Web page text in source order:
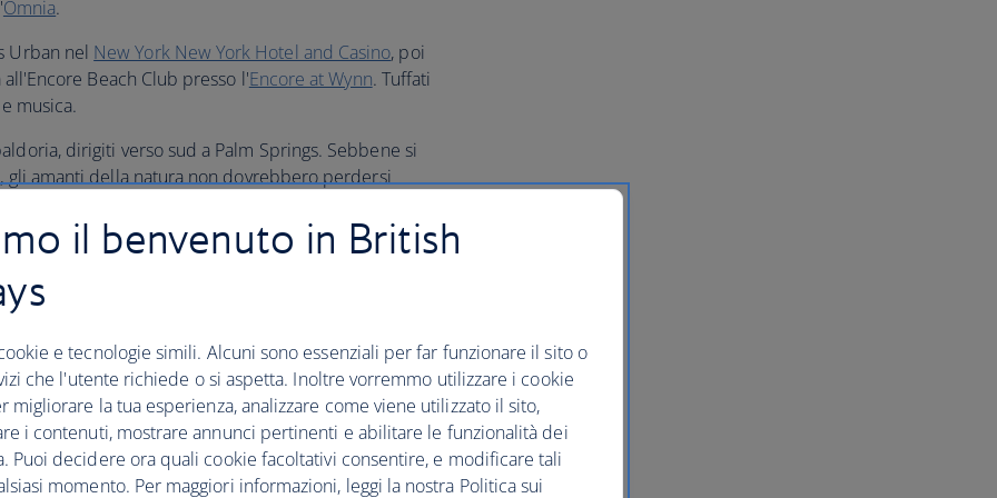
Omnia.
Urban nel New York New York Hotel and Casino, poi
Beach Club presso l'Encore at Wynn. Tuffati
musica.
dirigiti verso sud a Palm Springs. Sebbene si
gli amanti della natura non dovrebbero perdersi
canyon, pianure e montagne. Ricordati di portare uno
lungo l'Interstate 15. Fai il tuo primo break in
nella città di Baker, dove trovi il termometro più
all'opportunità di una foto kitsch.
città fantasma diCalicoe percorrere a pagamento il
una sosta in un classico locale di cucina americana, il
Prima di arrivare a Palm Springs, spostati sulla Route
il benvenuto in British
e tecnologie simili. Alcuni sono essenziali per far funzionare il sito o
che l'utente richiede o si aspetta. Inoltre vorremmo utilizzare i cookie
migliorare la tua esperienza, analizzare come viene utilizzato il sito,
i contenuti, mostrare annunci pertinenti e abilitare le funzionalità dei
Puoi decidere ora quali cookie facoltativi consentire, e modificare tali
momento. Per maggiori informazioni, leggi la nostra Politica sui